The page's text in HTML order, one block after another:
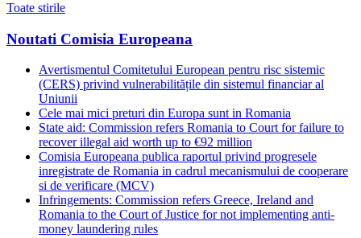
Toate stirile
Noutati Comisia Europeana
Avertismentul Comitetului European pentru risc sistemic
(CERS) privind vulnerabilitățile din sistemul financiar al
Uniunii
Cele mai mici preturi din Europa sunt in Romania
State aid: Commission refers Romania to Court for failure to
recover illegal aid worth up to €92 million
Comisia Europeana publica raportul privind progresele
inregistrate de Romania in cadrul mecanismului de cooperare
si de verificare (MCV)
Infringements: Commission refers Greece, Ireland and
Romania to the Court of Justice for not implementing anti-
money laundering rules